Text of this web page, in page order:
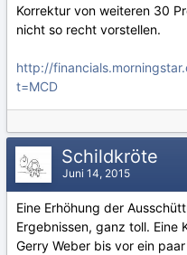
Korrektur von weiteren 30
nicht so recht vorstellen.
http://
t=MCD
Schildkröte
Juni 14, 2015
Eine Erhöhung der
Ergebnissen, ganz toll.
Gerry Weber bis vor ein